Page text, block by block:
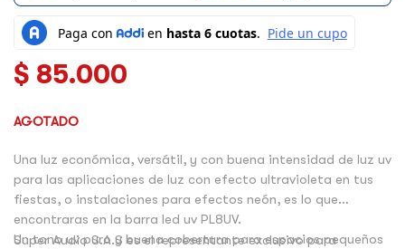
$ 85.000
AGOTADO
Una luz económica, versátil, y con buena intensidad de luz uv
para las aplicaciones de luz con efecto ultravioleta en tus
fiestas, o instalaciones para efectos neón, es lo que
encontraras en la barra led uv PL8UV.
Un tono uv puro y buena cobertura para espacios pequeños
Super Audio S.A.S es el representante exclusivo para